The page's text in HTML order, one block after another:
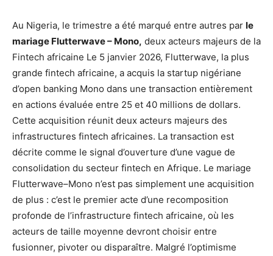
Au Nigeria, le trimestre a été marqué entre autres par le
mariage Flutterwave – Mono, deux acteurs majeurs de la
Fintech africaine Le 5 janvier 2026, Flutterwave, la plus
grande fintech africaine, a acquis la startup nigériane
d’open banking Mono dans une transaction entièrement
en actions évaluée entre 25 et 40 millions de dollars.
Cette acquisition réunit deux acteurs majeurs des
infrastructures fintech africaines. La transaction est
décrite comme le signal d’ouverture d’une vague de
consolidation du secteur fintech en Afrique. Le mariage
Flutterwave–Mono n’est pas simplement une acquisition
de plus : c’est le premier acte d’une recomposition
profonde de l’infrastructure fintech africaine, où les
acteurs de taille moyenne devront choisir entre
fusionner, pivoter ou disparaître. Malgré l’optimisme